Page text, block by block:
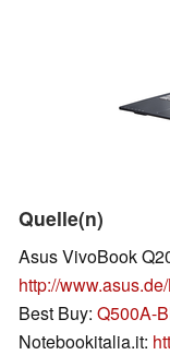
Quelle(n)
Asus VivoBook
http://
Best Buy: Q500A-
Notebookitalia.it: